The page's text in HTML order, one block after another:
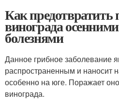
Как предотвратить
винограда
болезнями
Данное грибное заболевание
распространенным и наносит
особенно на юге. Поражает
винограда.